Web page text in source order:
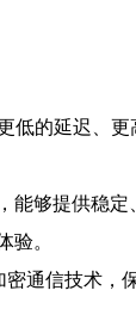
低的延迟、
能够提供稳定
验。
通信技术，